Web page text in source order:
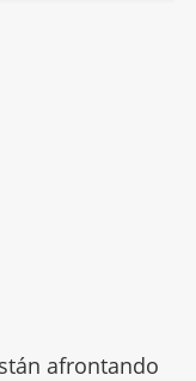
afrontando